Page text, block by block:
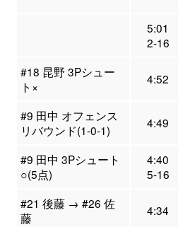
5:01
2-16
#18 昆野 3Pシュー
ト×
4:52
#9 田中 オフェンス
リバウンド(1-0-1)
4:49
#9 田中 3Pシュート
○(5点)
4:40
5-16
#21 後藤 → #26 佐
藤
4:34